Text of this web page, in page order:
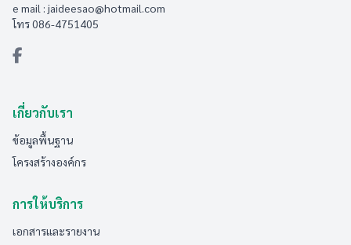
e mail : jaideesao@hotmail.com
โทร 086-4751405
เกี่ยวกับเรา
ข้อมูลพื้นฐาน
โครงสร้างองค์กร
การให้บริการ
เอกสารและรายงาน